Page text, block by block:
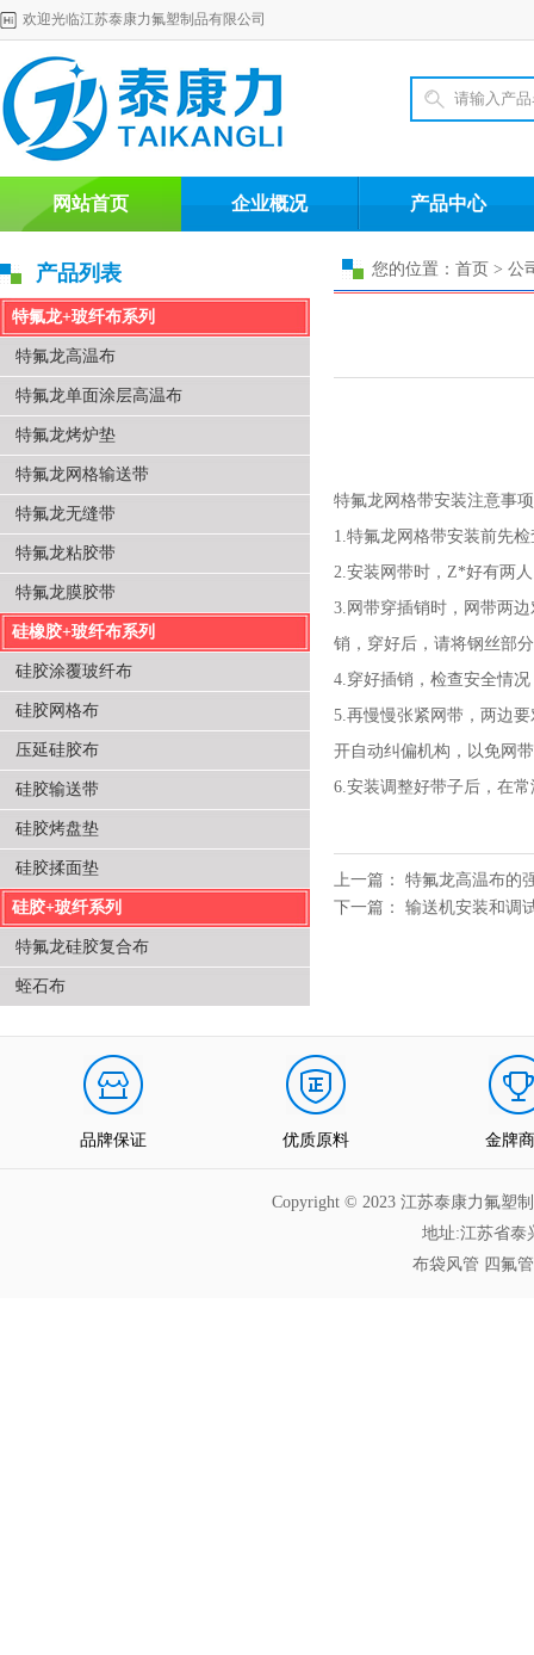
欢迎光临江苏泰康力氟塑制品有限公司
网站首页 企业概况 产品中心
产品列表
特氟龙+玻纤布系列
特氟龙高温布
特氟龙单面涂层高温布
特氟龙烤炉垫
特氟龙网格输送带
特氟龙无缝带
特氟龙粘胶带
特氟龙膜胶带
硅橡胶+玻纤布系列
硅胶涂覆玻纤布
硅胶网格布
压延硅胶布
硅胶输送带
硅胶烤盘垫
硅胶揉面垫
硅胶+玻纤系列
特氟龙硅胶复合布
蛭石布
您的位置：首页 > 公
特氟龙网格带安装注意事
1.特氟龙网格带安装前先
2.安装网带时，Z*好有两
3.网带穿插销时，网带两
销，穿好后，请将钢丝部
4.穿好插销，检查安全情
5.再慢慢张紧网带，两边
开自动纠偏机构，以免网
6.安装调整好带子后，在
上一篇： 特氟龙高温布的
下一篇： 输送机安装和调
品牌保证 优质原料 金牌
Copyright © 2023 江苏泰康力氟塑
地址:江苏省泰
布袋风管 四氟管